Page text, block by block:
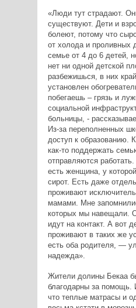
«Люди тут страдают.
существуют. Дети и
болеют, потому что
от холода и проливных
семье от 4 до 6 детей,
нет ни одной детской
разбежишься, в них
установлен
побегаешь – грязь и
социальной
больницы, -
Из-за переполненных
доступ к образованию.
как-то поддержать
отправляются
есть женщина, у
сирот. Есть даже
проживают
мамами. Мне
которых мы навещали.
идут на контакт. А вот
проживают в таких же
есть оба родителя, —
надежда».
Жители долины Бекаа
благодарны за помощь.
что теплые матрасы и